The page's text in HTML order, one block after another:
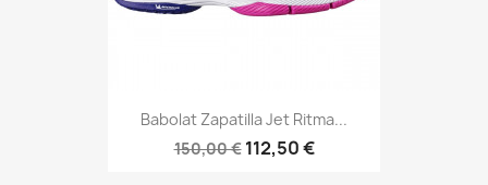
Babolat Zapatilla Jet Ritma...
150,00 € 112,50 €